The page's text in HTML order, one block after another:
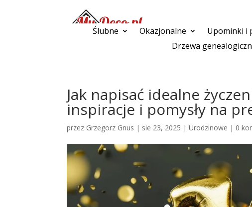
Ślubne Okazjonalne Upominki i
Drzewa
Jak napisać idealne
inspiracje i pomysły na
przez Grzegorz Gnus | sie 23, 2025 |Urodzinowe | 0